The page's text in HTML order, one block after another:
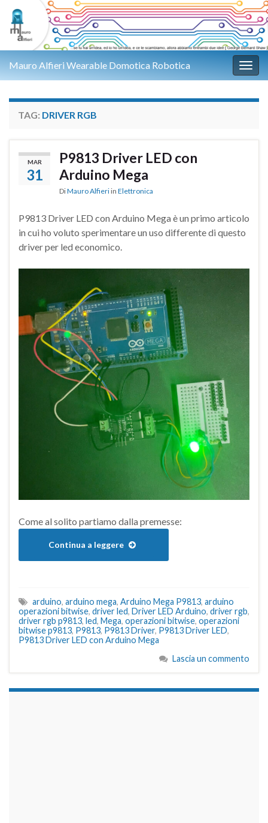
Mauro Alfieri Wearable Domotica Robotica
TAG: DRIVER RGB
MAR
31
P9813 Driver LED con
Arduino Mega
DiMauro Alfieri in Elettronica
P9813 Driver LED con Arduino Mega è un primo articolo
in cui ho voluto sperimentare un uso differente di questo
driver per led economico.
Come al solito partiamo dalla premesse:
Continua a leggere
arduino, arduino mega, Arduino Mega P9813, arduino
operazioni bitwise, driver led, Driver LED Arduino, driver rgb,
driver rgb p9813, led, Mega, operazioni bitwise, operazioni
bitwise p9813, P9813, P9813 Driver, P9813 Driver LED,
P9813 Driver LED con Arduino Mega
Lascia un commento